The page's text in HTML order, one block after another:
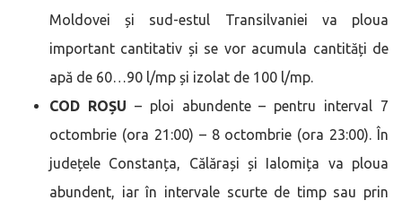
Moldovei și sud-estul Transilvaniei va ploua
important cantitativ și se vor acumula cantități de
apă de 60…90 l/mp și izolat de 100 l/mp.
COD ROȘU – ploi abundente – pentru interval 7
octombrie (ora 21:00) – 8 octombrie (ora 23:00). În
județele Constanța, Călărași și Ialomița va ploua
abundent, iar în intervale scurte de timp sau prin